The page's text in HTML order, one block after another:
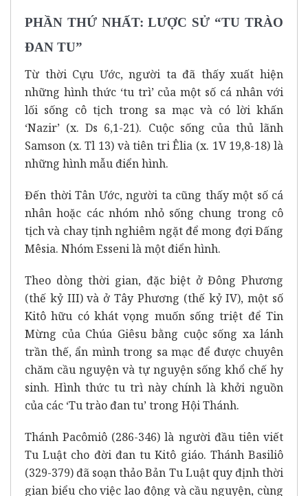
PHẦN THỨ NHẤT: LƯỢC SỬ “TU TRÀO
ĐAN TU”
Từ thời Cựu Ước, người ta đã thấy xuất hiện
những hình thức ‘tu trì’ của một số cá nhân với
lối sống cô tịch trong sa mạc và có lời khấn
‘Nazir’ (x. Ds 6,1-21). Cuộc sống của thủ lãnh
Samson (x. Tl 13) và tiên tri Êlia (x. 1V 19,8-18) là
những hình mẫu điển hình.
Đến thời Tân Ước, người ta cũng thấy một số cá
nhân hoặc các nhóm nhỏ sống chung trong cô
tịch và chay tịnh nghiêm ngặt để mong đợi Đấng
Mêsia. Nhóm Esseni là một điển hình.
Theo dòng thời gian, đặc biệt ở Đông Phương
(thế kỷ III) và ở Tây Phương (thế kỷ IV), một số
Kitô hữu có khát vọng muốn sống triệt để Tin
Mừng của Chúa Giêsu bằng cuộc sống xa lánh
trần thế, ẩn mình trong sa mạc để được chuyên
chăm cầu nguyện và tự nguyện sống khổ chế hy
sinh. Hình thức tu trì này chính là khởi nguồn
của các ‘Tu trào đan tu’ trong Hội Thánh.
Thánh Pacômiô (286-346) là người đầu tiên viết
Tu Luật cho đời đan tu Kitô giáo. Thánh Basiliô
(329-379) đã soạn thảo Bản Tu Luật quy định thời
gian biểu cho việc lao động và cầu nguyện, cùng